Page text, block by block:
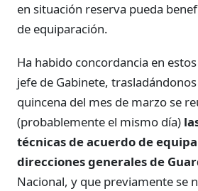
en situación reserva pueda
de equiparación.
Ha habido concordancia en
jefe de Gabinete,
quincena del mes de marzo se
(probablemente el mismo día)
técnicas de acuerdo de
direcciones generales de
Nacional, y que previamente se